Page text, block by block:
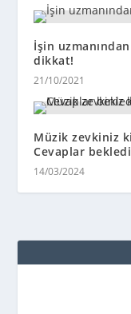
İşin
dikkat!
21/10/2021
Müzik zevkiniz
Cevaplar
14/03/2024